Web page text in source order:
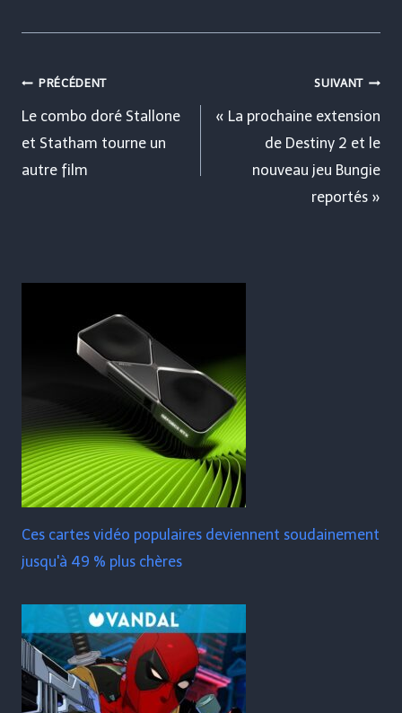
Navigation
de
l’article
PRÉCÉDENT
Le combo doré Stallone
et Statham tourne un
autre film
SUIVANT
« La prochaine extension
de Destiny 2 et le
nouveau jeu Bungie
reportés »
Ces cartes vidéo populaires deviennent soudainement
jusqu'à 49 % plus chères